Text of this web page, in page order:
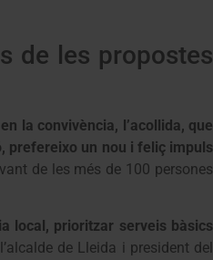
de les propostes
la convivència, l’acollida, que
prefereixo un nou i feliç impuls
de les més de 100 persones
local, prioritzar serveis bàsics
de Lleida i president del